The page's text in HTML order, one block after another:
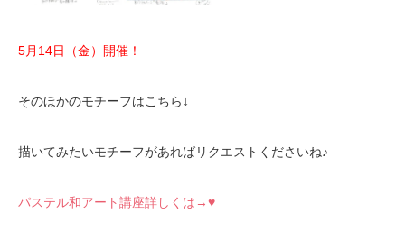
5月14日（金）開催！
そのほかのモチーフはこちら↓
描いてみたいモチーフがあればリクエストくださいね♪
パステル和アート講座詳しくは→♥